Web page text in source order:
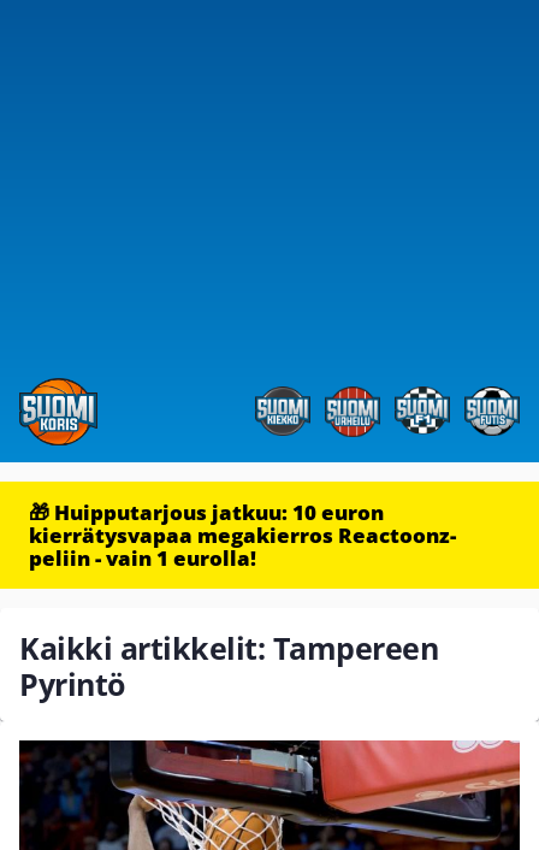
🎁 Huipputarjous jatkuu: 10 euron
kierrätysvapaa megakierros Reactoonz-
peliin - vain 1 eurolla!
Kaikki artikkelit: Tampereen
Pyrintö